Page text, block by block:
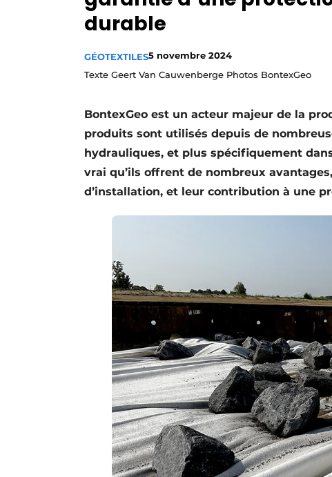
Termes et conditions
durable
GÉOTEXTILES5 novembre 2024
Texte Geert Van Cauwenberge Photos BontexGeo
BontexGeo est un acteur majeur de la
produits sont utilisés depuis de
hydrauliques, et plus spécifiquement
vrai qu’ils offrent de nombreux
d’installation, et leur contribution à une